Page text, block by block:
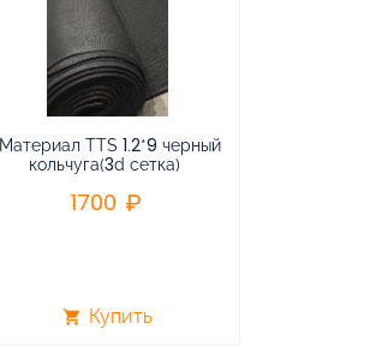
Материал TTS 1.2*9 черный
кольчуга(3d сетка)
1700
shopping_cart Купить